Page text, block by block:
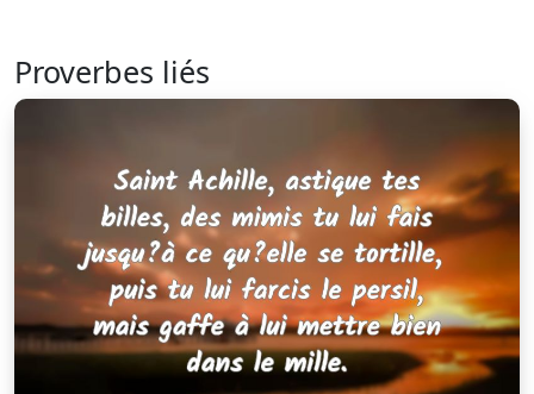
Proverbes liés